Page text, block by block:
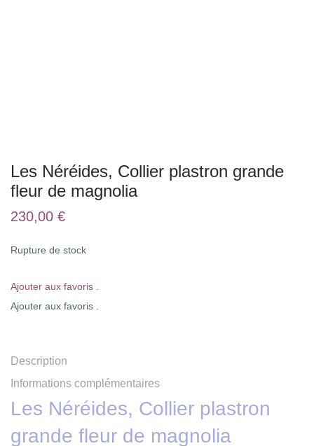
Les Néréides, Collier plastron grande
fleur de magnolia
230,00 €
Rupture de stock
Ajouter aux favoris .
Ajouter aux favoris .
Description
Informations complémentaires
Les Néréides, Collier plastron
grande fleur de magnolia